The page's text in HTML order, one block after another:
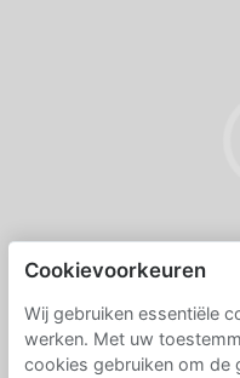
Cookievoorkeuren
Wij gebruiken essentiële
werken. Met uw
cookies gebruiken om de